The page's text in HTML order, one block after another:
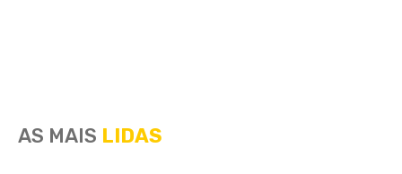
AS MAIS LIDAS